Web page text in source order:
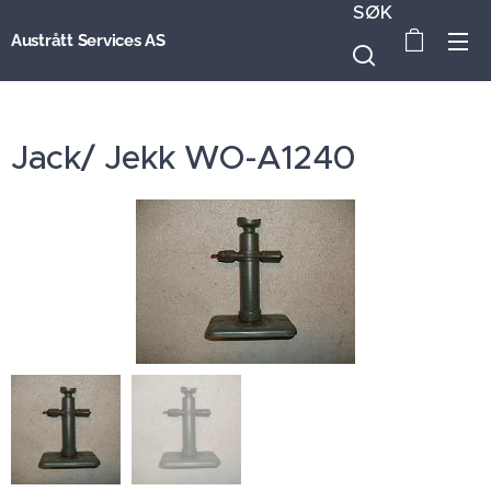
Austrått Services AS
SØK
Jack/ Jekk WO-A1240